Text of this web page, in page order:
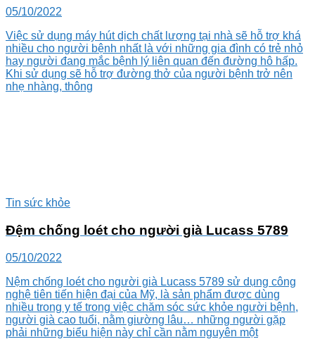
05/10/2022
Việc sử dụng máy hút dịch chất lượng tại nhà sẽ hỗ trợ khá
nhiều cho người bệnh nhất là với những gia đình có trẻ nhỏ
hay người đang mắc bệnh lý liên quan đến đường hô hấp.
Khi sử dụng sẽ hỗ trợ đường thở của người bệnh trở nên
nhẹ nhàng, thông
Tin sức khỏe
Đệm chống loét cho người già Lucass 5789
05/10/2022
Nệm chống loét cho người già Lucass 5789 sử dụng công
nghệ tiên tiến hiện đại của Mỹ, là sản phẩm được dùng
nhiều trong y tế trong việc chăm sóc sức khỏe người bệnh,
người già cao tuổi, nằm giường lâu… những người gặp
phải những biểu hiện này chỉ cần nằm nguyên một